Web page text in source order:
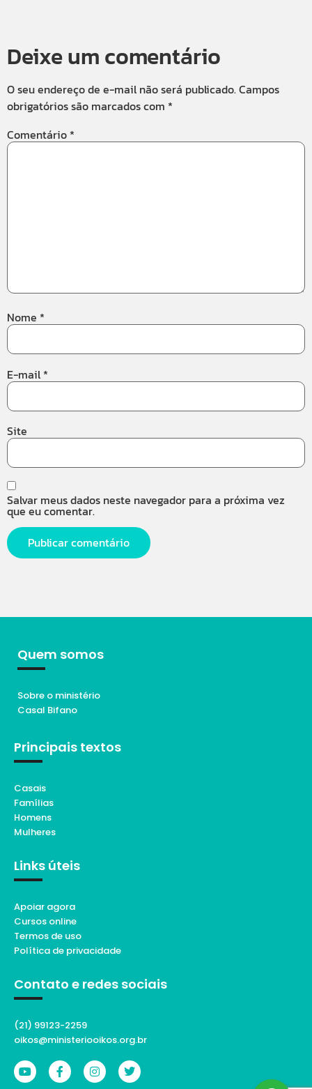
Deixe um comentário
O seu endereço de e-mail não será publicado.Campos
obrigatórios são marcados com *
Comentário *
Nome *
E-mail *
Site
Salvar meus dados neste navegador para a próxima vez
que eu comentar.
Quem somos
Sobre o ministério
Casal Bifano
Principais textos
Casais
Famílias
Homens
Mulheres
Links úteis
Apoiar agora
Cursos online
Termos de uso
Política de privacidade
Contato e redes sociais
(21) 99123-2259
oikos@ministeriooikos.org.br